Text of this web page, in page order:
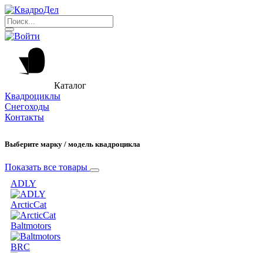
Каталог
Квадроциклы
Снегоходы
Контакты
Выберите марку / модель квадроцикла
Показать все товары
ADLY
ArcticCat
Baltmotors
BRC